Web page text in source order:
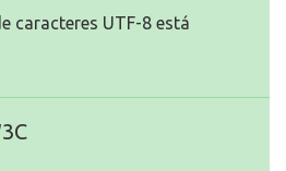
caracteres UTF-8 está